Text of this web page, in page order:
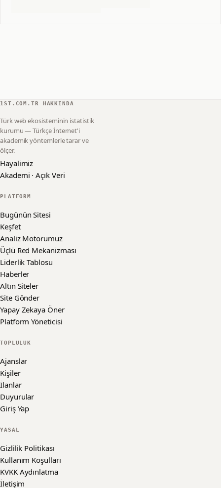
1ST.COM.TR HAKKINDA
Türk web ekosisteminin istatistik
kurumu — Türkçe İnternet'i
akademik yöntemlerle tarar ve
ölçer.
Hayalimiz
Akademi · Açık Veri
PLATFORM
Bugünün Sitesi
Keşfet
Analiz Motorumuz
Üçlü Red Mekanizması
Liderlik Tablosu
Haberler
Altın Siteler
Site Gönder
Yapay Zekaya Öner
Platform Yöneticisi
TOPLULUK
Ajanslar
Kişiler
İlanlar
Duyurular
Giriş Yap
YASAL
Gizlilik Politikası
Kullanım Koşulları
KVKK Aydınlatma
İletişim